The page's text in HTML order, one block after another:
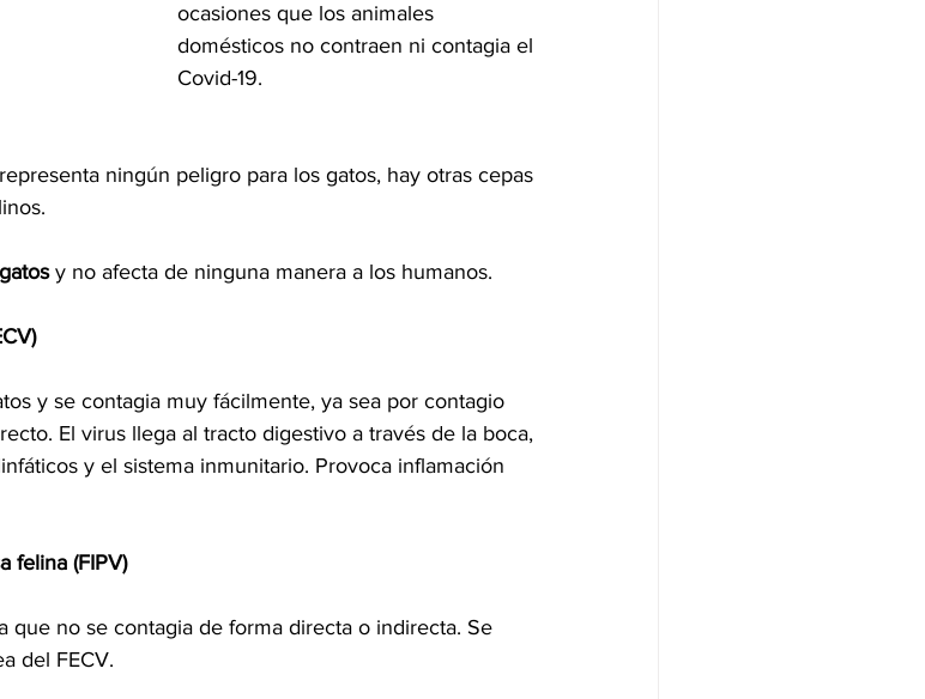
ocasiones que los animales
domésticos no contraen ni contagia el
Covid-19.
ningún peligro para los gatos, hay otras cepas
y no afecta de ninguna manera a los humanos.
y se contagia muy fácilmente, ya sea por contagio
El virus llega al tracto digestivo a través de la boca,
y el sistema inmunitario. Provoca inflamación
felina (FIPV)
que no se contagia de forma directa o indirecta. Se
del FECV.